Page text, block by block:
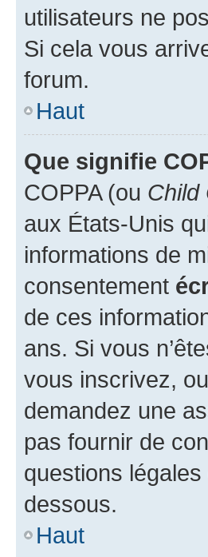
utilisateurs ne
Si cela vous
forum.
Haut
Que signifie
COPPA (ou Child
aux États-Unis
informations de
consentement
de ces
ans. Si vous
vous inscrivez,
demandez une
pas fournir de
questions
dessous.
Haut